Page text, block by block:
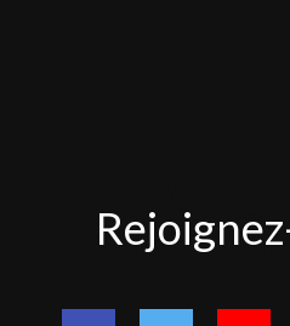
nous